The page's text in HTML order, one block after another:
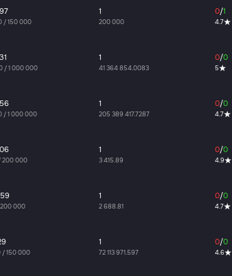
/150 000
1
200 000
0/1
4.7
/1 000 000
1
41 364 854.0083
0/0
5
/1 000 000
1
205 389 417.7287
0/0
4.7
200 000
1
3 415.89
0/0
4.9
200 000
1
2 688.81
0/0
4.7
/150 000
1
72 113 971.597
0/0
4.6